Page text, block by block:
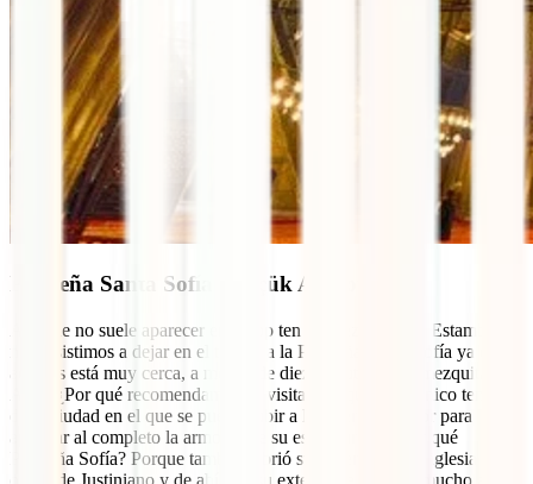
Pequeña Santa Sofía (Küçük Ayasofya)
Aunque no suele aparecer en el top ten de mezquitas de Estambul,
nos resistimos a dejar en el tintero a la Pequeña Santa Sofía ya que
además está muy cerca, a menos de diez minutos de la mezquita
Azul. ¿Por qué recomendamos su visita? Porque es el único templo
de la ciudad en el que se puede subir a la galería superior para
apreciar al completo la armonía de su estructura. ¿Y por qué
Pequeña Sofía? Porque también abrió sus puertas como iglesia por
orden de Justiniano y de ahí que su exterior se parezca mucho a